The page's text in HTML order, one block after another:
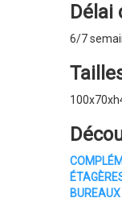
6/7
BUREAUX